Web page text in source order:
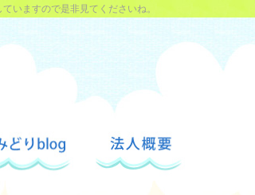
いますので是非見てくださいね。